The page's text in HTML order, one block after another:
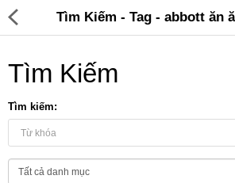
Điện gia dụng
Tìm Kiếm - Tag - abbott ăn
Tìm Kiếm
Tìm kiếm: